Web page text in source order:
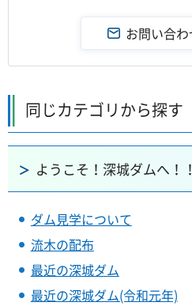
同じカテゴリから探す
ようこそ！深城ダムへ！！
ダム見学について
流木の配布
最近の深城ダム
最近の深城ダム(令和元年)